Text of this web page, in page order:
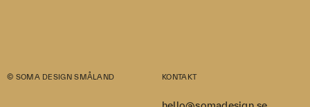
© SOMA DESIGN SMÅLAND KONTAKT